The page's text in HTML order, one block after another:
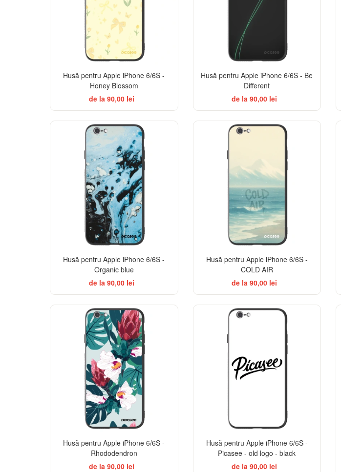
Husă pentru Apple iPhone 6/6S -
Honey Blossom
de la 90,00 lei
Husă pentru Apple iPhone 6/6S - Be
Different
de la 90,00 lei
Husă pentru Apple iPhone 6/6S -
Organic blue
de la 90,00 lei
Husă pentru Apple iPhone 6/6S -
COLD AIR
de la 90,00 lei
Husă pentru Apple iPhone 6/6S -
Rhododendron
de la 90,00 lei
Husă pentru Apple iPhone 6/6S -
Picasee - old logo - black
de la 90,00 lei